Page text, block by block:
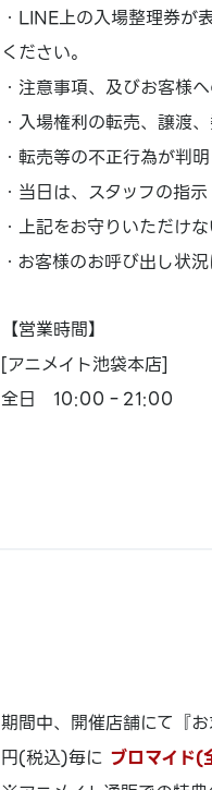
・LINE上の入場整理券が
ください。
・注意事項、及びお客様
・入場権利の転売、譲渡
・転売等の不正行為が判
・当日は、スタッフの指
・上記をお守りいただけ
・お客様のお呼び出し状
【営業時間】
[アニメイト池袋本店]
全日 10:00‐21:00
期間中、開催店舗にて『
円(税込)毎に ブロマイド(